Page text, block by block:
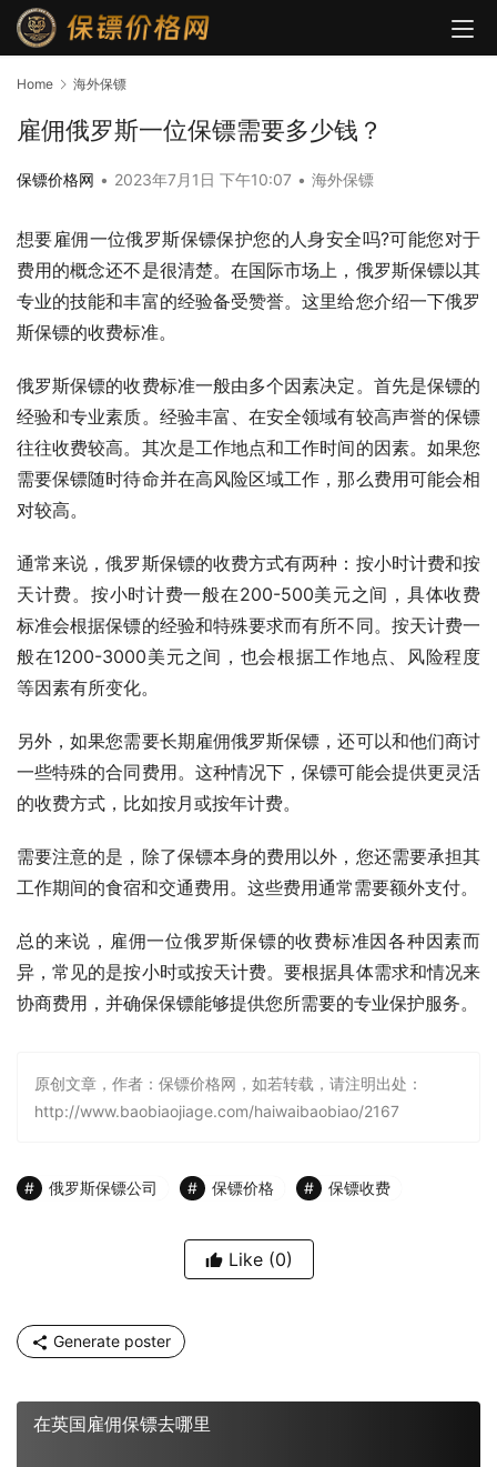
Home 海外保镖
雇佣俄罗斯一位保镖需要多少钱？
保镖价格网 • 2023年7月1日 下午10:07 • 海外保镖
想要雇佣一位俄罗斯保镖保护您的人身安全吗?可能您对于
费用的概念还不是很清楚。在国际市场上，俄罗斯保镖以其
专业的技能和丰富的经验备受赞誉。这里给您介绍一下俄罗
斯保镖的收费标准。
俄罗斯保镖的收费标准一般由多个因素决定。首先是保镖的
经验和专业素质。经验丰富、在安全领域有较高声誉的保镖
往往收费较高。其次是工作地点和工作时间的因素。如果您
需要保镖随时待命并在高风险区域工作，那么费用可能会相
对较高。
通常来说，俄罗斯保镖的收费方式有两种：按小时计费和按
天计费。按小时计费一般在200-500美元之间，具体收费
标准会根据保镖的经验和特殊要求而有所不同。按天计费一
般在1200-3000美元之间，也会根据工作地点、风险程度
等因素有所变化。
另外，如果您需要长期雇佣俄罗斯保镖，还可以和他们商讨
一些特殊的合同费用。这种情况下，保镖可能会提供更灵活
的收费方式，比如按月或按年计费。
需要注意的是，除了保镖本身的费用以外，您还需要承担其
工作期间的食宿和交通费用。这些费用通常需要额外支付。
总的来说，雇佣一位俄罗斯保镖的收费标准因各种因素而
异，常见的是按小时或按天计费。要根据具体需求和情况来
协商费用，并确保保镖能够提供您所需要的专业保护服务。
原创文章，作者：保镖价格网，如若转载，请注明出处：
http://www.baobiaojiage.com/haiwaibaobiao/2167
俄罗斯保镖公司 保镖价格 保镖收费
Like (0)
Generate poster
在英国雇佣保镖去哪里